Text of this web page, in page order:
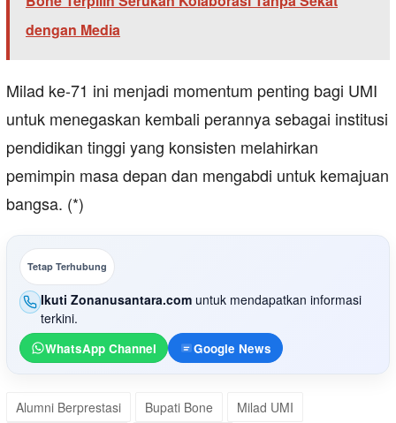
dengan Media
Milad ke-71 ini menjadi momentum penting bagi UMI
untuk menegaskan kembali perannya sebagai institusi
pendidikan tinggi yang konsisten melahirkan
pemimpin masa depan dan mengabdi untuk kemajuan
bangsa. (*)
Tetap Terhubung
Ikuti Zonanusantara.com untuk mendapatkan informasi
terkini.
WhatsApp Channel Google News
Alumni Berprestasi Bupati Bone
Milad UMI